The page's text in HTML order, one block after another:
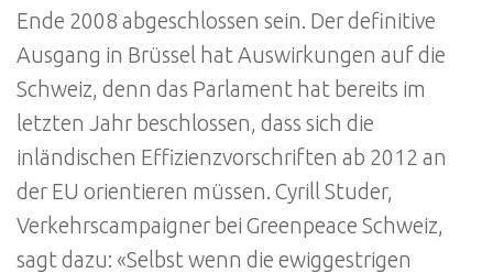
Ende 2008 abgeschlossen sein. Der definitive
Ausgang in Brüssel hat Auswirkungen auf die
Schweiz, denn das Parlament hat bereits im
letzten Jahr beschlossen, dass sich die
inländischen Effizienzvorschriften ab 2012 an
der EU orientieren müssen. Cyrill Studer,
Verkehrscampaigner bei Greenpeace Schweiz,
sagt dazu: «Selbst wenn die ewiggestrigen